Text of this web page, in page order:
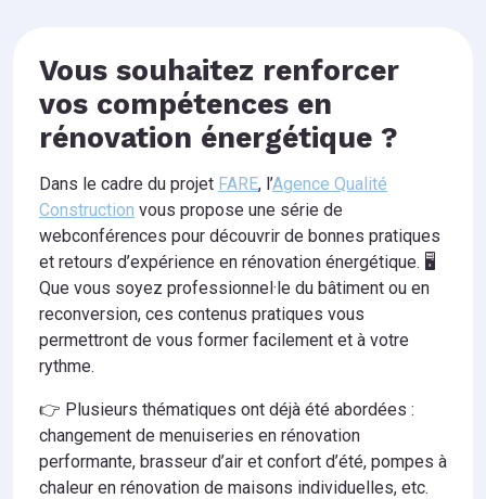
Vous souhaitez renforcer
vos compétences en
rénovation énergétique ?
Dans le cadre du projet FARE, l’Agence Qualité
Construction vous propose une série de
webconférences pour découvrir de bonnes pratiques
et retours d’expérience en rénovation énergétique. 🖥️
Que vous soyez professionnel·le du bâtiment ou en
reconversion, ces contenus pratiques vous
permettront de vous former facilement et à votre
rythme.
👉 Plusieurs thématiques ont déjà été abordées :
changement de menuiseries en rénovation
performante, brasseur d’air et confort d’été, pompes à
chaleur en rénovation de maisons individuelles, etc.